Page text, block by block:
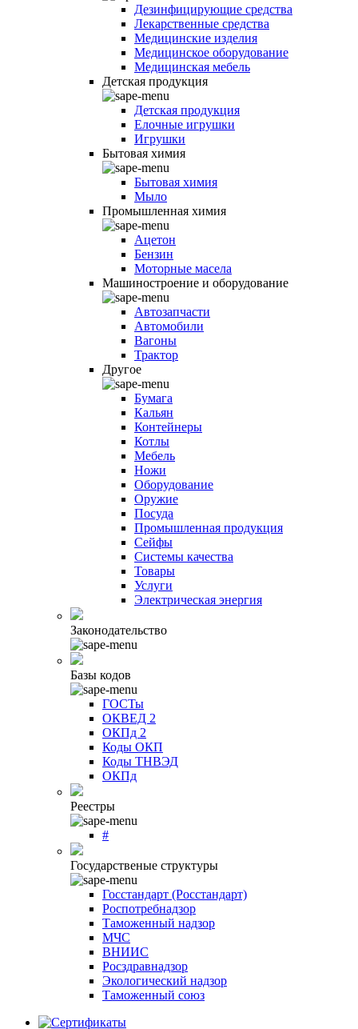
Дезинфицирующие средства
Лекарственные средства
Медицинские изделия
Медицинское оборудование
Медицинская мебель
Детская продукция
Детская продукция
Елочные игрушки
Игрушки
Бытовая химия
Бытовая химия
Мыло
Промышленная химия
Ацетон
Бензин
Моторные масела
Машиностроение и оборудование
Автозапчасти
Автомобили
Вагоны
Трактор
Другое
Бумага
Кальян
Контейнеры
Котлы
Мебель
Ножи
Оборудование
Оружие
Посуда
Промышленная продукция
Сейфы
Системы качества
Товары
Услуги
Электрическая энергия
Законодательство
Базы кодов
ГОСТы
ОКВЕД 2
ОКПд 2
Коды ОКП
Коды ТНВЭД
ОКПд
Реестры
#
Государственые структуры
Госстандарт (Росстандарт)
Роспотребнадзор
Таможенный надзор
МЧС
ВНИИС
Росздравнадзор
Экологический надзор
Таможенный союз